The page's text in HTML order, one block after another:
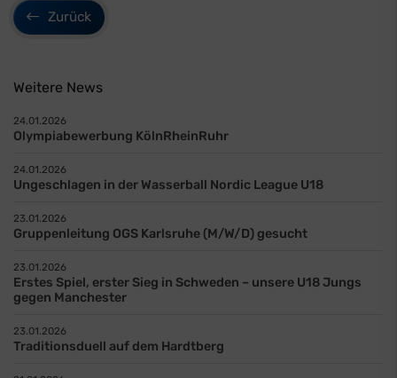
Zurück
Weitere News
24.01.2026
Olympiabewerbung KölnRheinRuhr
24.01.2026
Ungeschlagen in der Wasserball Nordic League U18
23.01.2026
Gruppenleitung OGS Karlsruhe (M/W/D) gesucht
23.01.2026
Erstes Spiel, erster Sieg in Schweden – unsere U18 Jungs
gegen Manchester
23.01.2026
Traditionsduell auf dem Hardtberg